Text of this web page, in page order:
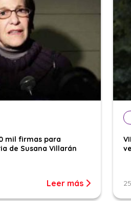
mil firmas para
de Susana Villarán
Leer más